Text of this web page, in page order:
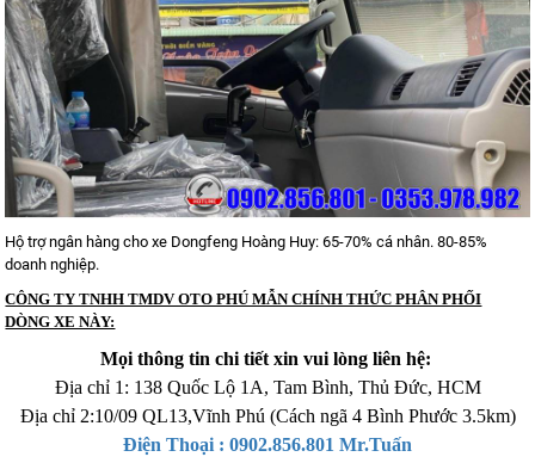
Hộ trợ ngân hàng cho xe Dongfeng Hoàng Huy: 65-70% cá nhân. 80-85%
doanh nghiệp.
CÔNG TY TNHH TMDV OTO PHÚ MẪN CHÍNH THỨC PHÂN PHỐI
DÒNG XE NÀY:
Mọi thông tin chi tiết xin vui lòng liên hệ:
Địa chỉ 1: 138 Quốc Lộ 1A, Tam Bình, Thủ Đức, HCM
Địa chỉ 2:10/09 QL13,Vĩnh Phú (Cách ngã 4 Bình Phước 3.5km)
Điện Thoại : 0902.856.801 Mr.Tuấn
Xe tải Foton 990kg